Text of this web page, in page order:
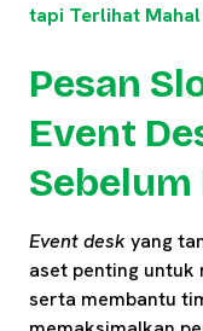
tapi Terlihat Mahal
Pesan
Event
Sebelum
Event deskyang
aset penting untuk
serta membantu